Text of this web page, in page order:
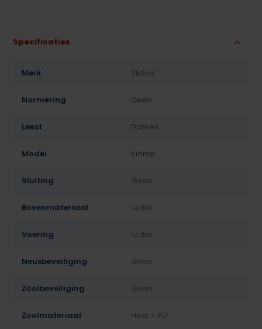
Specificaties
Merk Skolys
Normering Geen
Leest Dames
Model Klomp
Sluiting Geen
Bovenmateriaal Leder
Voering Leder
Neusbeveiliging Geen
Zoolbeveiliging Geen
Zoolmateriaal Hout + PU